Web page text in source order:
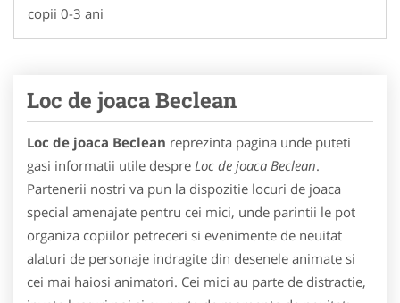
copii 0-3 ani
Loc de joaca Beclean
Loc de joaca Beclean reprezinta pagina unde puteti
gasi informatii utile despre Loc de joaca Beclean.
Partenerii nostri va pun la dispozitie locuri de joaca
special amenajate pentru cei mici, unde parintii le pot
organiza copiilor petreceri si evenimente de neuitat
alaturi de personaje indragite din desenele animate si
cei mai haiosi animatori. Cei mici au parte de distractie,